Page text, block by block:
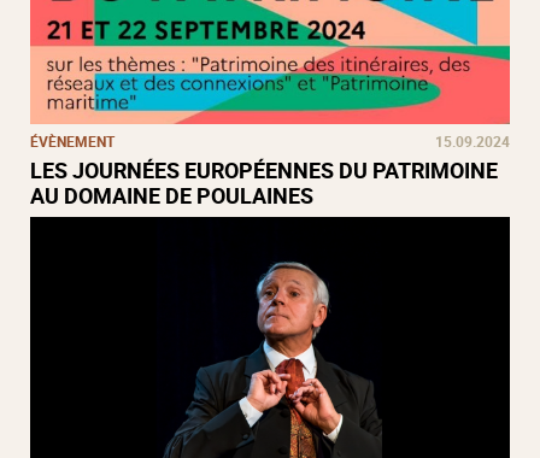
ÉVÈNEMENT 15.09.2024
LES JOURNÉES EUROPÉENNES DU PATRIMOINE
AU DOMAINE DE POULAINES